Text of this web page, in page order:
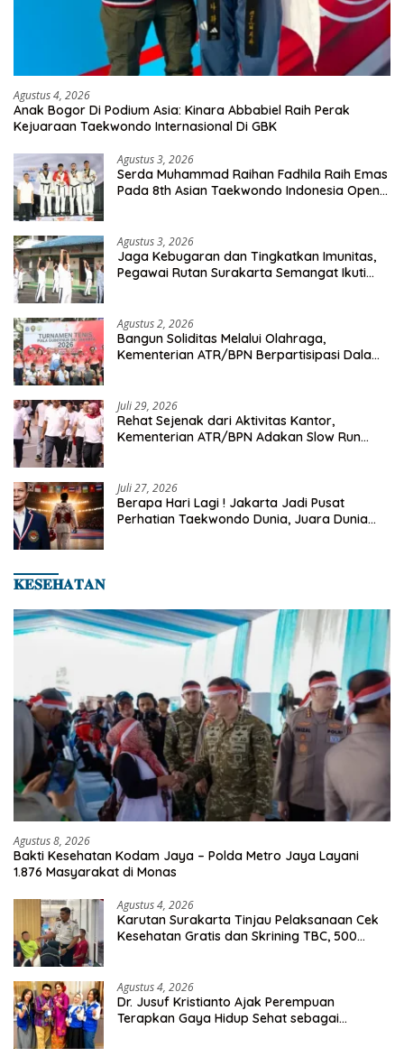
Agustus 4, 2026
Anak Bogor Di Podium Asia: Kinara Abbabiel Raih Perak
Kejuaraan Taekwondo Internasional Di GBK
Agustus 3, 2026
Serda Muhammad Raihan Fadhila Raih Emas
Pada 8th Asian Taekwondo Indonesia Open
Agustus 3, 2026
Jaga Kebugaran dan Tingkatkan Imunitas,
Pegawai Rutan Surakarta Semangat Ikuti
Agustus 2, 2026
Bangun Soliditas Melalui Olahraga,
Kementerian ATR/BPN Berpartisipasi Dalam
Juli 29, 2026
Rehat Sejenak dari Aktivitas Kantor,
Kementerian ATR/BPN Adakan Slow Run
Juli 27, 2026
Berapa Hari Lagi ! Jakarta Jadi Pusat
Perhatian Taekwondo Dunia, Juara Dunia
𝐊𝐄𝐒𝐄𝐇𝐀𝐓𝐀𝐍
Agustus 8, 2026
Bakti Kesehatan Kodam Jaya – Polda Metro Jaya Layani
1.876 Masyarakat di Monas
Agustus 4, 2026
Karutan Surakarta Tinjau Pelaksanaan Cek
Kesehatan Gratis dan Skrining TBC, 500
Agustus 4, 2026
Dr. Jusuf Kristianto Ajak Perempuan
Terapkan Gaya Hidup Sehat sebagai